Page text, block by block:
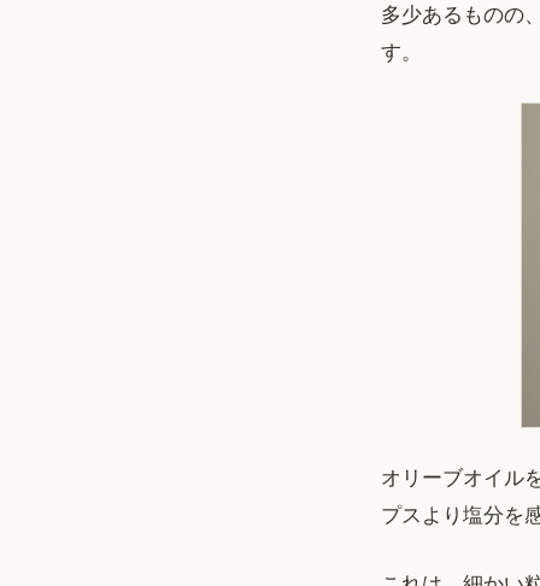
多少あるものの
す。
オリーブオイル
プスより塩分を